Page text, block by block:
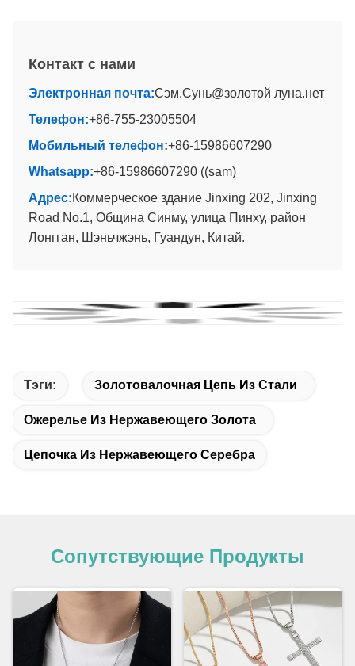
Контакт с нами
Электронная почта:Сэм.Сунь@золотой луна.нет
Телефон:+86-755-23005504
Мобильный телефон:+86-15986607290
Whatsapp:+86-15986607290 ((sam)
Адрес:Коммерческое здание Jinxing 202, Jinxing
Road No.1, Община Синму, улица Пинху, район
Лонгган, Шэньчжэнь, Гуандун, Китай.
Тэги: Золотовалочная Цепь Из Стали
Ожерелье Из Нержавеющего Золота
Цепочка Из Нержавеющего Серебра
Сопутствующие Продукты